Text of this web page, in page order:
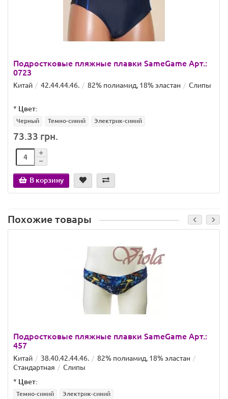
Подростковые пляжные плавки SameGame Арт.:
0723
Китай 42.44.44.46. 82% полиамид, 18% эластан Слипы
* Цвет:
Черный Темно-синий Электрик-синий
73.33 грн.
В корзину
Похожие товары
Подростковые пляжные плавки SameGame Арт.:
457
Китай 38.40.42.44.46.
82% полиамид, 18% эластан
Стандартная
Слипы
* Цвет:
Темно-синий Электрик-синий